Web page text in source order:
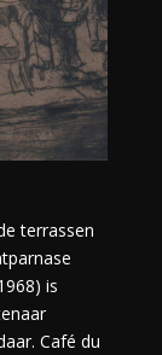
terrassen
is
Café du